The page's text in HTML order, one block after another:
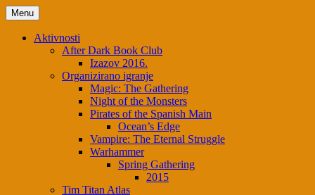
Skip
to
content
Menu
Aktivnosti
After Dark Book Club
Izazov 2016.
Organizirano igranje
Magic: The Gathering
Night of the Monsters
Pirates of the Spanish Main
Ocean’s Edge
Vampire: The Eternal Struggle
Warhammer
Spring Gathering
2015
Tim Titan Atlas